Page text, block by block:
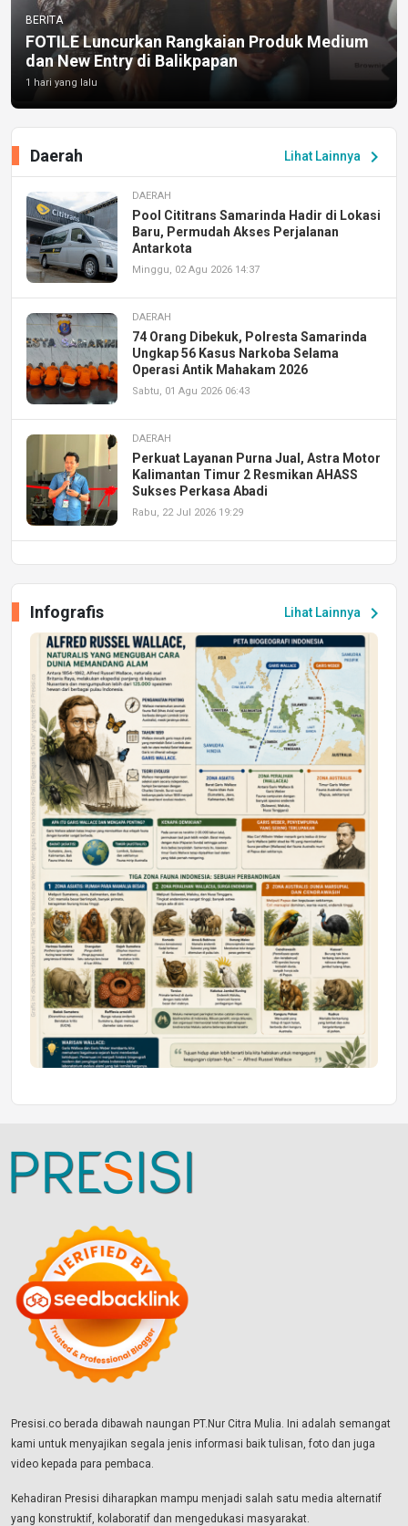
BERITA
FOTILE Luncurkan Rangkaian Produk Medium
dan New Entry di Balikpapan
1 hari yang lalu
Lihat Lainnya chevron_right
Daerah
DAERAH
Pool Cititrans Samarinda Hadir di Lokasi
Baru, Permudah Akses Perjalanan
Antarkota
Minggu, 02 Agu 2026 14:37
DAERAH
74 Orang Dibekuk, Polresta Samarinda
Ungkap 56 Kasus Narkoba Selama
Operasi Antik Mahakam 2026
Sabtu, 01 Agu 2026 06:43
DAERAH
Perkuat Layanan Purna Jual, Astra Motor
Kalimantan Timur 2 Resmikan AHASS
Sukses Perkasa Abadi
Rabu, 22 Jul 2026 19:29
Peluang Kerja dan Magang
Jumat, 17 Jul 2026 22:30
DAERAH
Astra Motor Kalimantan Timur 2 Dukung
Mahasiswa Samarinda dalam Astra
Honda SDGs Future Leaders 2026
Jumat, 10 Jul 2026 19:01
Lihat Lainnya chevron_right
Infografis
Presisi.co berada dibawah naungan PT.Nur Citra Mulia. Ini adalah semangat
kami untuk menyajikan segala jenis informasi baik tulisan, foto dan juga
video kepada para pembaca.
Kehadiran Presisi diharapkan mampu menjadi salah satu media alternatif
yang konstruktif, kolaboratif dan mengedukasi masyarakat.